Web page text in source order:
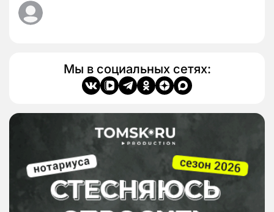
Мы в социальных сетях: